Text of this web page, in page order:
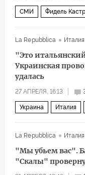
СМИ Фидель
La Repubblica
Италия
"Это
Украинская
удалась
27 АПРЕЛЯ, 16:13
Украина Италия
La Repubblica
Италия
"Мы убьем вас".
"Скалы"